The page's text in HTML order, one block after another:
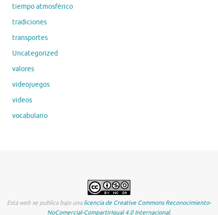
tiempo atmosférico
tradiciones
transportes
Uncategorized
valores
videojuegos
videos
vocabulario
Esta web se publica bajo unalicencia de Creative Commons Reconocimiento-
NoComercial-CompartirIgual 4.0 Internacional.